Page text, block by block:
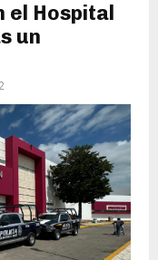
el Hospital
un